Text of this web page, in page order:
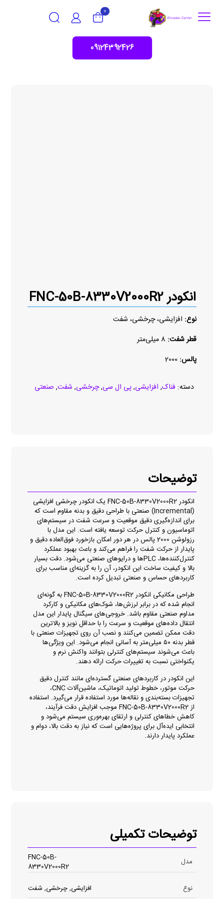
0
09124392426
انکودر FNC-50B-8330V2000R2
نوع: افزایشی، چرخشی، شفت
قطر شفت:
پالس: 2000
دسته: فناک, افزایشی,پی ال سی,چرخشی, شفت, صنعتی
توضیحات
انکودر FNC-50B-8330V2000R2 یک انکودر چرخشی افزایشی
(Incremental) صنعتی با طراحی دقیق و بدنه مقاوم است که
برای اندازه‌گیری دقیق موقعیت و سرعت شفت در سیستم‌های
اتوماسیون و کنترل حرکت توسعه یافته است. این مدل با
رزولوشن 2000 پالس در هر دور امکان بازخورد فوق‌العاده دقیق و
پایدار از حرکت شفت را فراهم می‌کند و باعث بهبود عملکرد
کنترل‌کننده‌ها، PLCها و درایوهای صنعتی می‌شود. دقت بسیار
بالا و کیفیت ساخت این انکودر، آن را به گزینه‌ای مناسب برای
کاربردهای حساس و صنعتی تبدیل کرده است.
طراحی مکانیکی انکودر FNC-50B-8330V2000R2 به گونه‌ای
انجام شده که در برابر لرزش‌ها، شوک‌های مکانیکی و کارکرد
مداوم صنعتی مقاوم باشد. خروجی‌های سیگنال پایدار این مدل
انتقال داده‌های موقعیت و سرعت را با حداقل نویز و بالاترین
دقت ممکن تضمین می‌کنند و نصب آن روی تجهیزات صنعتی با
قطر بدنه ۵۰ میلی‌متر به آسانی انجام می‌شود. این ویژگی‌ها
باعث می‌شوند سیستم‌های کنترلی بتوانند واکنش نرم و
یکنواختی نسبت به تغییرات حرکت ارائه دهند.
این انکودر در کاربردهای صنعتی گسترده‌ای مانند کنترل دقیق
حرکت موتور، خطوط تولید اتوماتیک، ماشین‌آلات CNC،
تجهیزات بسته‌بندی و نقاله‌ها مورد استفاده قرار می‌گیرد. استفاده
از FNC-50B-8330V2000R2 موجب افزایش دقت فرآیند،
کاهش خطاهای کنترلی و ارتقای بهره‌وری سیستم می‌شود و
انتخابی ایده‌آل برای پروژه‌هایی است که نیاز به دقت بالا، دوام و
عملکرد پایدار دارند.
توضیحات تکمیلی
مدل
FNC-50B-
8330V2000R2
نوع
افزایشی, چرخشی, شفت